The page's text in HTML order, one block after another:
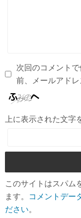
次回のコメント
前、メールアドレ
上に表示された文字
このサイトはスパム
ます。
コメントデー
ださい。